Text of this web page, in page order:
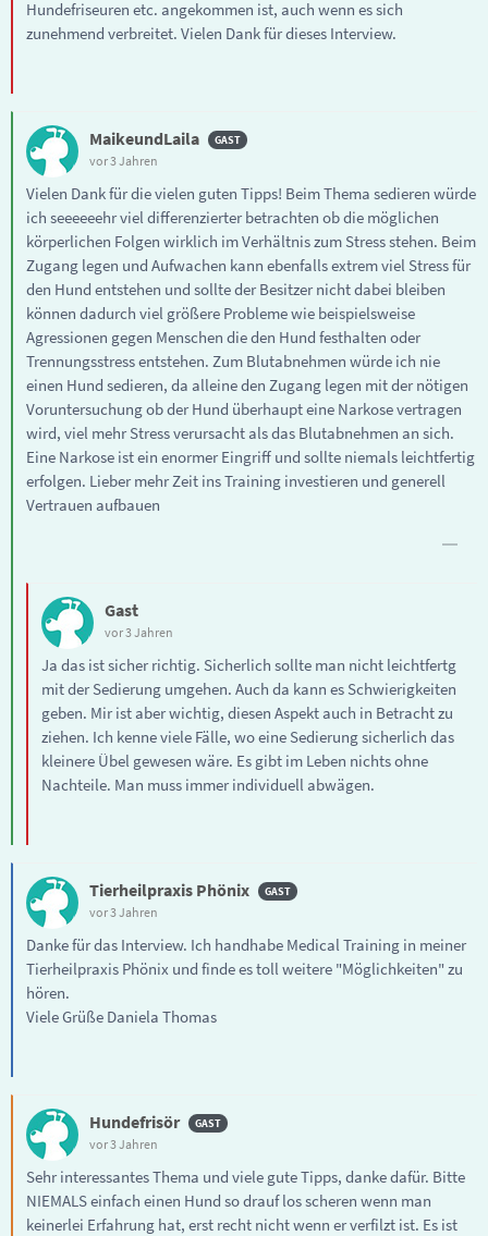
Hundefriseuren etc. angekommen ist, auch wenn es sich
zunehmend verbreitet. Vielen Dank für dieses Interview.
MaikeundLaila
vor 3 Jahren
Vielen Dank für die vielen guten Tipps! Beim Thema sedieren würde
ich seeeeeehr viel differenzierter betrachten ob die möglichen
körperlichen Folgen wirklich im Verhältnis zum Stress stehen. Beim
Zugang legen und Aufwachen kann ebenfalls extrem viel Stress für
den Hund entstehen und sollte der Besitzer nicht dabei bleiben
können dadurch viel größere Probleme wie beispielsweise
Agressionen gegen Menschen die den Hund festhalten oder
Trennungsstress entstehen. Zum Blutabnehmen würde ich nie
einen Hund sedieren, da alleine den Zugang legen mit der nötigen
Voruntersuchung ob der Hund überhaupt eine Narkose vertragen
wird, viel mehr Stress verursacht als das Blutabnehmen an sich.
Eine Narkose ist ein enormer Eingriff und sollte niemals leichtfertig
erfolgen. Lieber mehr Zeit ins Training investieren und generell
Vertrauen aufbauen
Gast
vor 3 Jahren
Ja das ist sicher richtig. Sicherlich sollte man nicht leichtfertg
mit der Sedierung umgehen. Auch da kann es Schwierigkeiten
geben. Mir ist aber wichtig, diesen Aspekt auch in Betracht zu
ziehen. Ich kenne viele Fälle, wo eine Sedierung sicherlich das
kleinere Übel gewesen wäre. Es gibt im Leben nichts ohne
Nachteile. Man muss immer individuell abwägen.
Tierheilpraxis Phönix
vor 3 Jahren
Danke für das Interview. Ich handhabe Medical Training in meiner
Tierheilpraxis Phönix und finde es toll weitere "Möglichkeiten" zu
hören.
Viele Grüße Daniela Thomas
Hundefrisör
vor 3 Jahren
Sehr interessantes Thema und viele gute Tipps, danke dafür. Bitte
NIEMALS einfach einen Hund so drauf los scheren wenn man
keinerlei Erfahrung hat, erst recht nicht wenn er verfilzt ist. Es ist